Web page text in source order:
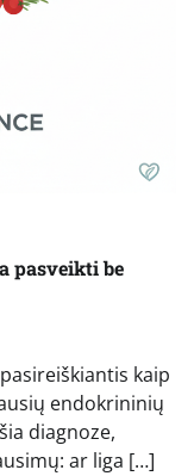
pasveikti be
kaip
endokrininių
diagnoze,
ar liga […]